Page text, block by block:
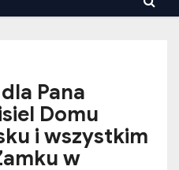
Pana
Domu
i wszystkim
w